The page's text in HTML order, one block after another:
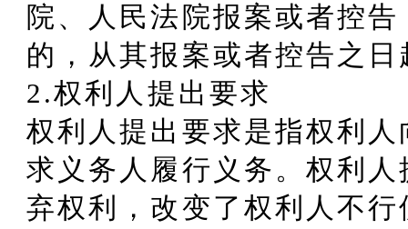
院、人民法院报案或者控
的，从其报案或者控告之
2.权利人提出要求
权利人提出要求是指权利
求义务人履行义务。权利
弃权利，改变了权利人不